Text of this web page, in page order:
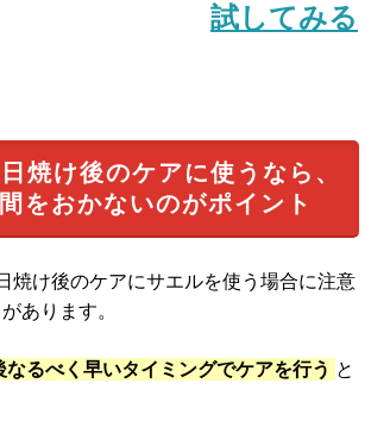
試してみる
焼け後のケアに使うなら、
をおかないのがポイント
焼け後のケアにサエルを使う場合に注意
あります。
なるべく早いタイミングでケアを行う と